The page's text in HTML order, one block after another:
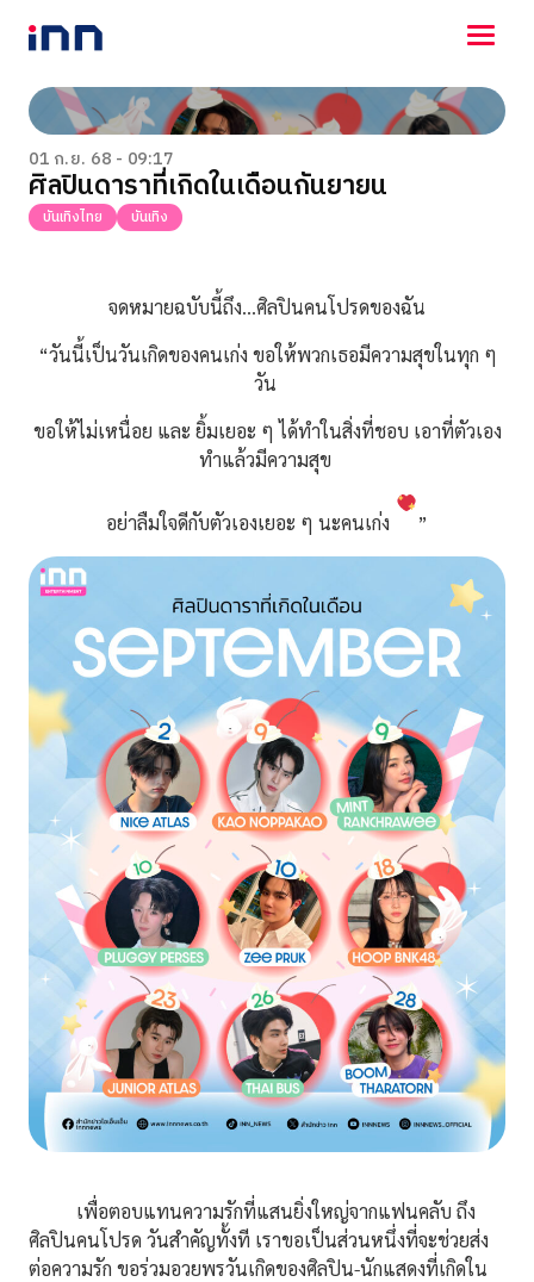
NEWS
ENTERTAINMENT
LIFESTYLE
HOROSCOPE
ร่วมด้วยช่วยกัน
01 ก.ย. 68 - 09:17
ศิลปินดาราที่เกิดในเดือนกันยายน
บันเทิงไทย บันเทิง
จดหมายฉบับนี้ถึง…ศิลปินคนโปรดของฉัน
“วันนี้เป็นวันเกิดของคนเก่ง ขอให้พวกเธอมีความสุขในทุก ๆ
วัน
ขอให้ไม่เหนื่อย และ ยิ้มเยอะ ๆ ได้ทำในสิ่งที่ชอบ เอาที่ตัวเอง
ทำแล้วมีความสุข
อย่าลืมใจดีกับตัวเองเยอะ ๆ นะคนเก่ง ”
เพื่อตอบแทนความรักที่แสนยิ่งใหญ่จากแฟนคลับ ถึง
ศิลปินคนโปรด วันสำคัญทั้งที เราขอเป็นส่วนหนึ่งที่จะช่วยส่ง
ต่อความรัก ขอร่วมอวยพรวันเกิดของศิลปิน-นักแสดงที่เกิดใน